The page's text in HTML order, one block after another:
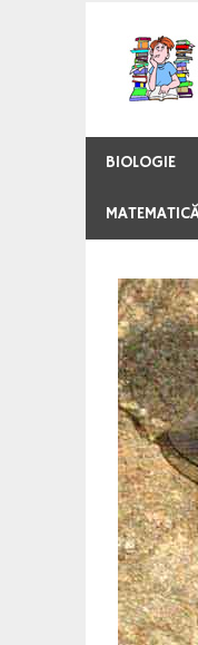
content
BIOLOGIE